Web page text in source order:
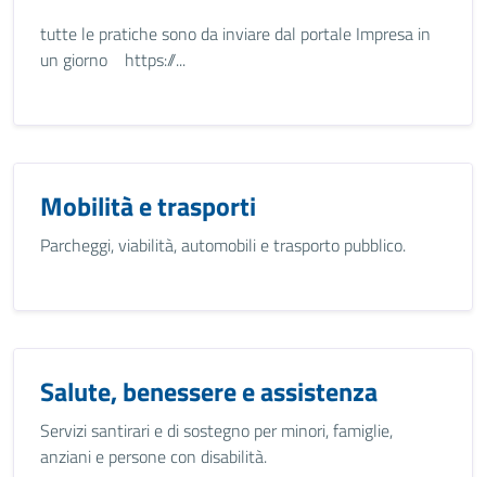
tutte le pratiche sono da inviare dal portale Impresa in
un giorno https://...
Mobilità e trasporti
Parcheggi, viabilità, automobili e trasporto pubblico.
Salute, benessere e assistenza
Servizi santirari e di sostegno per minori, famiglie,
anziani e persone con disabilità.